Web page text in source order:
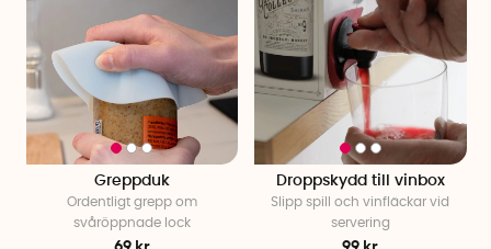
Greppduk
Ordentligt grepp om
svåröppnade lock
69 kr
Droppskydd till vinbox
Slipp spill och vinfläckar vid
servering
99 kr